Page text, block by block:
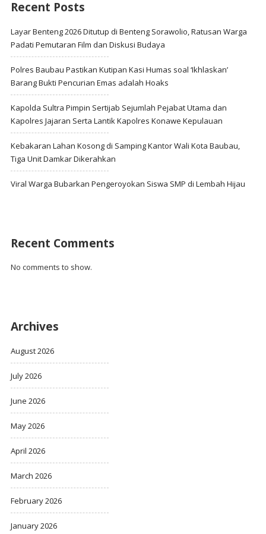
Recent Posts
Layar Benteng 2026 Ditutup di Benteng Sorawolio, Ratusan Warga
Padati Pemutaran Film dan Diskusi Budaya
Polres Baubau Pastikan Kutipan Kasi Humas soal ‘Ikhlaskan’
Barang Bukti Pencurian Emas adalah Hoaks
Kapolda Sultra Pimpin Sertijab Sejumlah Pejabat Utama dan
Kapolres Jajaran Serta Lantik Kapolres Konawe Kepulauan
Kebakaran Lahan Kosong di Samping Kantor Wali Kota Baubau,
Tiga Unit Damkar Dikerahkan
Viral Warga Bubarkan Pengeroyokan Siswa SMP di Lembah Hijau
Recent Comments
No comments to show.
Archives
August 2026
July 2026
June 2026
May 2026
April 2026
March 2026
February 2026
January 2026